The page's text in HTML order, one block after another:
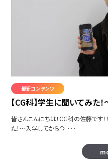
最新コンテンツ
【CG科】学生に聞いてみた
皆さんこんにちは！CG科の佐藤です
た！～入学してから今 ･･･